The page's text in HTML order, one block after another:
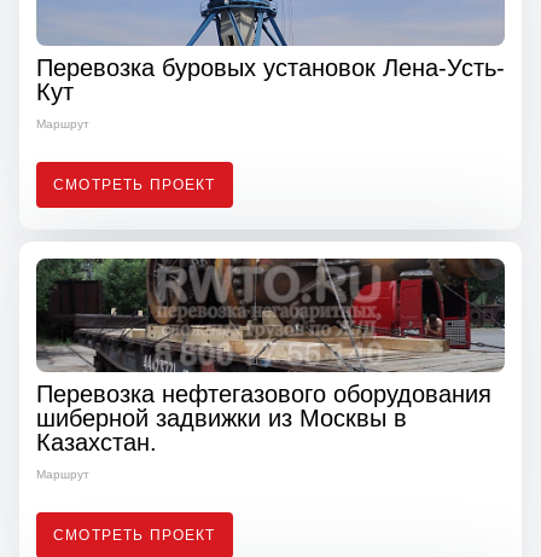
Перевозка буровых установок Лена-Усть-
Кут
Маршрут
СМОТРЕТЬ ПРОЕКТ
Перевозка нефтегазового оборудования
шиберной задвижки из Москвы в
Казахстан.
Маршрут
СМОТРЕТЬ ПРОЕКТ